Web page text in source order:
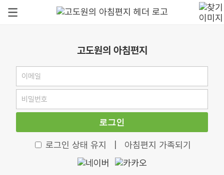
고도원의 아침편지
로그인
로그인 상태 유지 아침편지 가족되기